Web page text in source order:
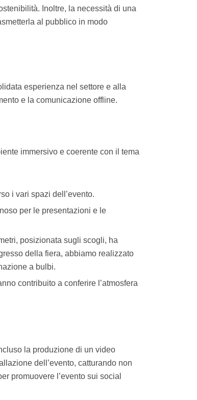
Inoltre, la necessità di una
al pubblico in modo
esperienza nel settore e alla
e la comunicazione offline.
immersivo e coerente con il tema
i vari spazi dell’evento.
per le presentazioni e le
posizionata sugli scogli, ha
della fiera, abbiamo realizzato
a bulbi.
contribuito a conferire l’atmosfera
la produzione di un video
dell’evento, catturando non
promuovere l’evento sui social